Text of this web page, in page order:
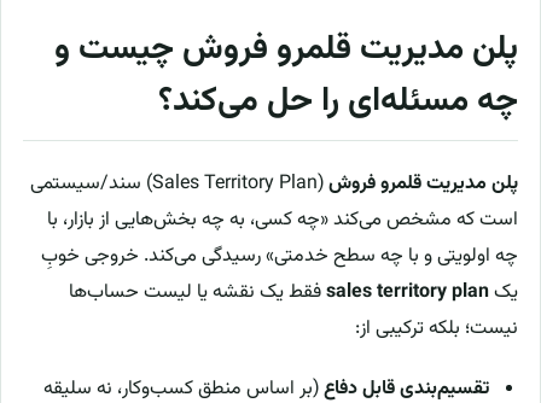
پلن مدیریت قلمرو فروش چیست و
چه مسئله‌ای را حل می‌کند؟
پلن مدیریت قلمرو فروش
(Sales Territory Plan) سند/سیستمی
است که مشخص می‌کند «چه کسی، به چه بخش‌هایی از بازار، با
چه اولویتی و با چه سطح خدمتی» رسیدگی می‌کند. خروجی خوبِ
یکsales territory planفقط یک نقشه یا لیست حساب‌ها
نیست؛ بلکه ترکیبی از:
تقسیم‌بندی قابل دفاع(بر اساس منطق کسب‌وکار، نه سلیقه